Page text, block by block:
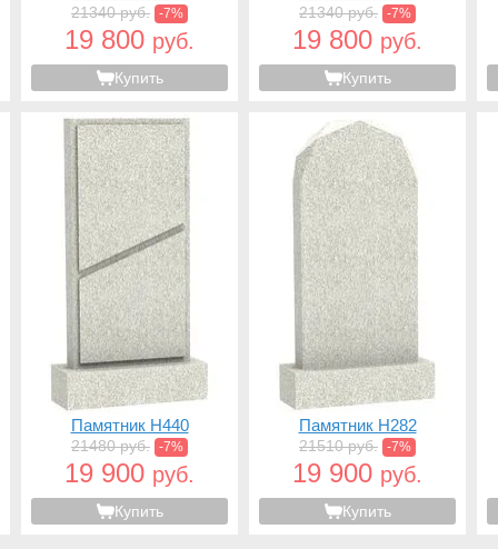
21340 руб. -7%
19 800 руб.
Купить
21340 руб. -7%
19 800 руб.
Купить
Памятник H440
21480 руб. -7%
19 900 руб.
Купить
Памятник H282
21510 руб. -7%
19 900 руб.
Купить